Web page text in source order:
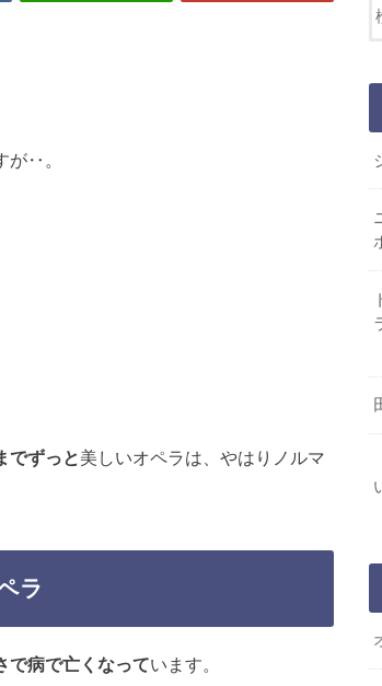
が‥。
でずっと美しいオペラは、やはりノルマ
ラ
で病で亡くなっています。